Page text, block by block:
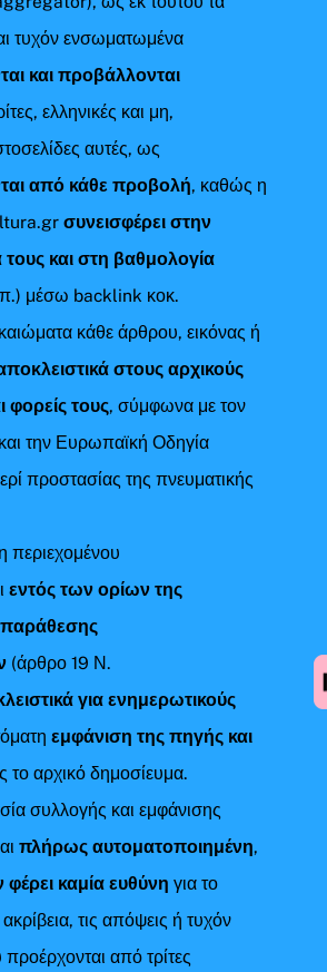
τυχόν ενσωματωμένα
και προβάλλονται
ελληνικές και μη,
αυτές, ως
από κάθε προβολή, καθώς η
συνεισφέρει στην
τους και στη βαθμολογία
μέσω backlink κοκ.
κάθε άρθρου, εικόνας ή
στους αρχικούς
φορείς τους, σύμφωνα με τον
την Ευρωπαϊκή Οδηγία
προστασίας της πνευματικής
περιεχομένου
εντός των ορίων της
(άρθρο 19 Ν.
για ενημερωτικούς
εμφάνιση της πηγής και
το αρχικό δημοσίευμα.
συλλογής και εμφάνισης
πλήρως αυτοματοποιημένη,
φέρει καμία ευθύνη για το
τις απόψεις ή τυχόν
από τρίτες